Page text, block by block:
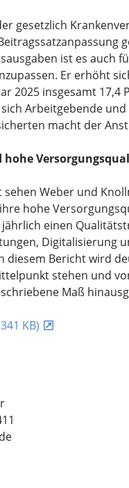
gesetzlich
ist es auch
Er erhöht
2025 insgesamt
Arbeitgebende
macht der
hohe
sehen Weber und
hohe
einen
Digitalisierung
diesem Bericht wird
stehen und
Maß
KB)